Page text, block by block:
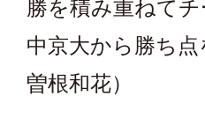
勝を積み重ねて
中京大から勝ち
曽根和花）